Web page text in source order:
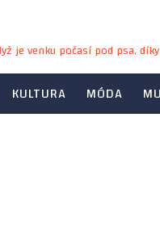
je venku počasí pod psa,
KULTURA MÓDA